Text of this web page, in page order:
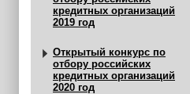
кредитных организаций
2019 год
Открытый конкурс по
отбору российских
кредитных организаций
2020 год